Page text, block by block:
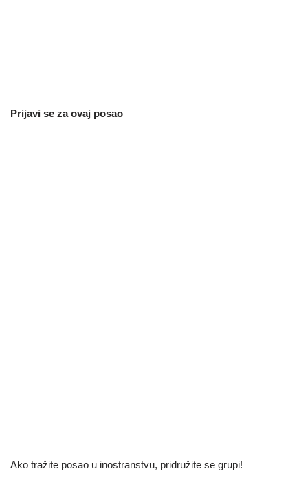
Prijavi se za ovaj posao
Ako tražite posao u inostranstvu, pridružite se grupi!